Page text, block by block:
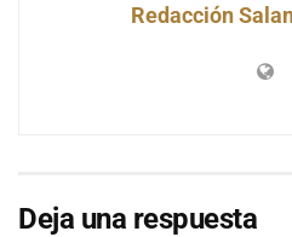
Redacción
Deja una respuesta